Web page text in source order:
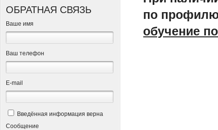
ОБРАТНАЯ СВЯЗЬ
Ваше имя
Ваш телефон
Е-mail
Введённая информация верна
Сообщение
по
обучение